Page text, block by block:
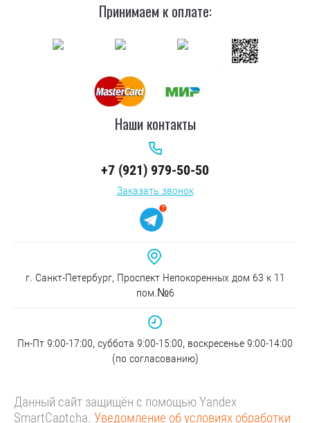
Принимаем к оплате:
Наши контакты
+7 (921) 979-50-50
Заказать звонок
г. Санкт-Петербург, Проспект Непокоренных дом 63 к 11
пом.№6
Пн-Пт 9:00-17:00, суббота 9:00-15:00, воскресенье 9:00-14:00
(по согласованию)
Данный сайт защищён с помощью Yandex
SmartCaptcha. Уведомление об условиях обработки